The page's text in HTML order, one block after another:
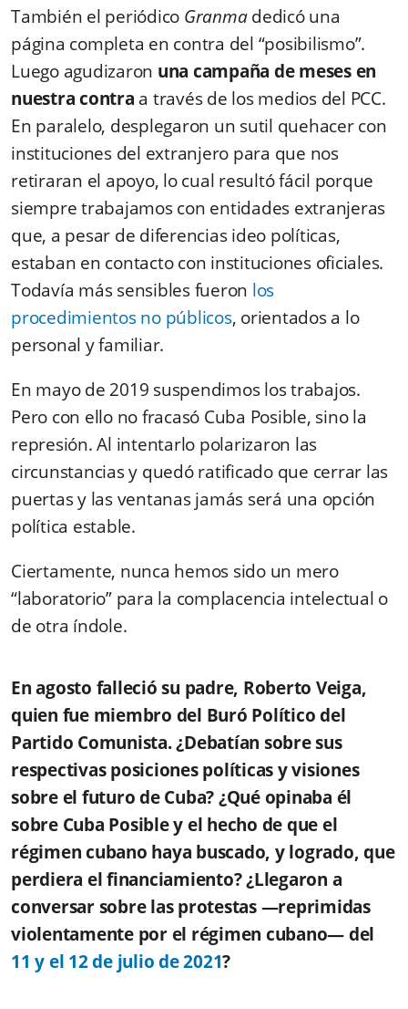
También el periódico Granmadedicó una
página completa en contra del “posibilismo”.
Luego agudizaron una campaña de meses en
nuestra contra a través de los medios del PCC.
En paralelo, desplegaron un sutil quehacer con
instituciones del extranjero para que nos
retiraran el apoyo, lo cual resultó fácil porque
siempre trabajamos con entidades extranjeras
que, a pesar de diferencias ideo políticas,
estaban en contacto con instituciones oficiales.
Todavía más sensibles fueron los
procedimientos no públicos, orientados a lo
personal y familiar.
En mayo de 2019 suspendimos los trabajos.
Pero con ello no fracasó Cuba Posible, sino la
represión. Al intentarlo polarizaron las
circunstancias y quedó ratificado que cerrar las
puertas y las ventanas jamás será una opción
política estable.
Ciertamente, nunca hemos sido un mero
“laboratorio” para la complacencia intelectual o
de otra índole.
En agosto falleció su padre, Roberto Veiga,
quien fue miembro del Buró Político del
Partido Comunista. ¿Debatían sobre sus
respectivas posiciones políticas y visiones
sobre el futuro de Cuba? ¿Qué opinaba él
sobre Cuba Posible y el hecho de que el
régimen cubano haya buscado, y logrado, que
perdiera el financiamiento? ¿Llegaron a
conversar sobre las protestas —reprimidas
violentamente por el régimen cubano— del
11 y el 12 de julio de 2021?